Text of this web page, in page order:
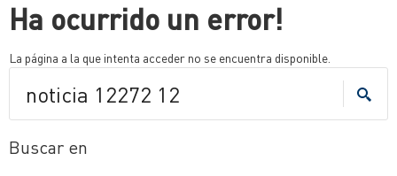
Ha ocurrido un error!
La página a la que intenta acceder no se encuentra disponible.
Buscar en